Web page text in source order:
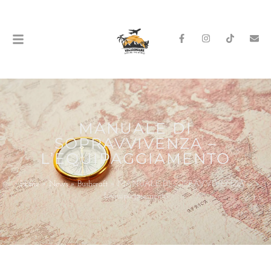
MANUALE DI
SOPRAVVIVENZA –
L’EQUIPAGGIAMENTO
Home» News»Bushcraft»
MANUALE DI SOPRAVVIVENZA –
L’equipaggiamento